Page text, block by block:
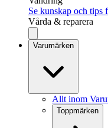
Se kunskap och tips
Vårda & reparera
Varumärken
Allt inom
Toppmärken